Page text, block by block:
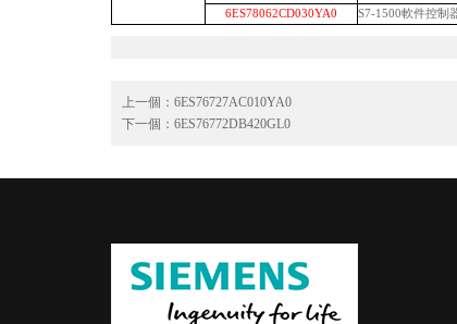
6ES78062CD030YA0
S7-1500軟件控制
上一個： 6ES76727AC010YA0
下一個： 6ES76772DB420GL0